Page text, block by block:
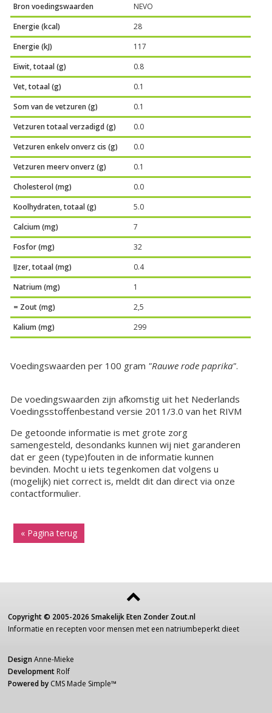
Bron voedingswaarden
NEVO
Energie (kcal)
28
Energie (kJ)
117
Eiwit, totaal (g)
0.8
Vet, totaal (g)
0.1
Som van de vetzuren (g)
0.1
Vetzuren totaal verzadigd (g)
0.0
Vetzuren enkelv onverz cis (g)
0.0
Vetzuren meerv onverz (g)
0.1
Cholesterol (mg)
0.0
Koolhydraten, totaal (g)
5.0
Calcium (mg)
7
Fosfor (mg)
32
IJzer, totaal (mg)
0.4
Natrium (mg)
1
= Zout (mg)
2,5
Kalium (mg)
299
Voedingswaarden per 100 gram "Rauwe rode paprika".
De voedingswaarden zijn afkomstig uit het Nederlands
Voedingsstoffenbestand versie 2011/3.0 van het RIVM
De getoonde informatie is met grote zorg
samengesteld, desondanks kunnen wij niet garanderen
dat er geen (type)fouten in de informatie kunnen
bevinden. Mocht u iets tegenkomen dat volgens u
(mogelijk) niet correct is, meldt dit dan direct via onze
contactformulier.
« Pagina terug
Copyright © 2005-2026 Smakelijk Eten Zonder Zout.nl
Informatie en recepten voor mensen met een natriumbeperkt dieet
Design Anne-Mieke
Development Rolf
Powered by CMS Made Simple™